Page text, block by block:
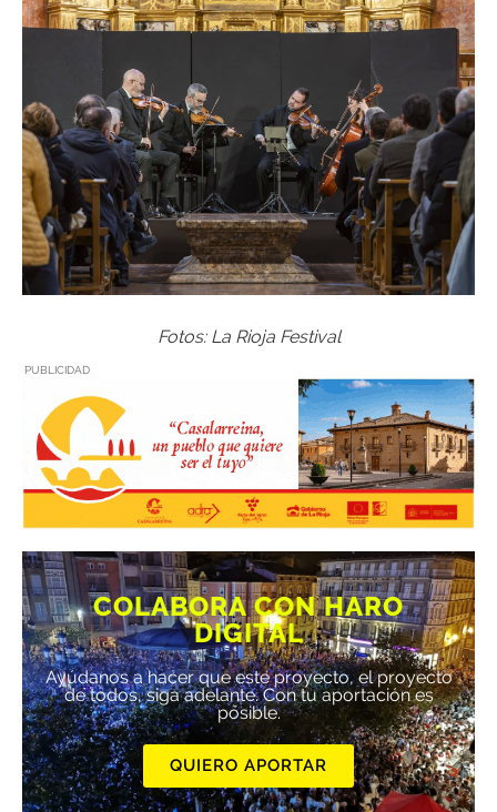
Fotos: La Rioja Festival
PUBLICIDAD
COLABORA CON HARO
DIGITAL
Ayúdanos a hacer que este proyecto, el proyecto
de todos, siga adelante. Con tu aportación es
posible.
QUIERO APORTAR